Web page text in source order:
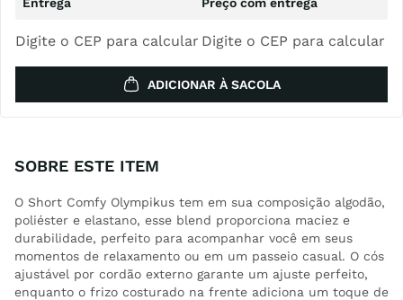
Digite o CEP para calcular Digite o CEP para calcular
ADICIONAR À SACOLA
SOBRE ESTE ITEM
O Short Comfy Olympikus tem em sua composição algodão,
poliéster e elastano, esse blend proporciona maciez e
durabilidade, perfeito para acompanhar você em seus
momentos de relaxamento ou em um passeio casual. O cós
ajustável por cordão externo garante um ajuste perfeito,
enquanto o frizo costurado na frente adiciona um toque de